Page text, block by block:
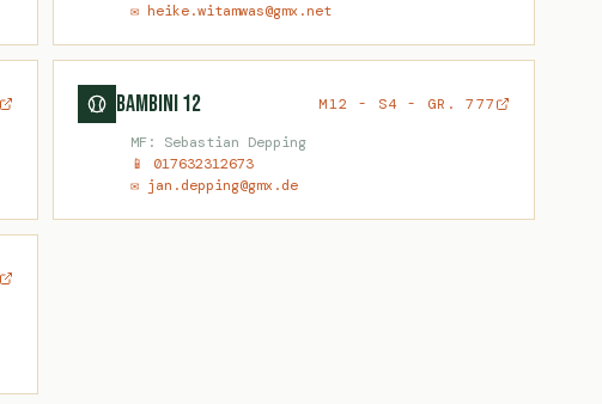
✉ heike.witamwas@gmx.net
Bambini 12
M12 - S4 - GR. 777
MF: Sebastian Depping
📱 017632312673
✉ jan.depping@gmx.de